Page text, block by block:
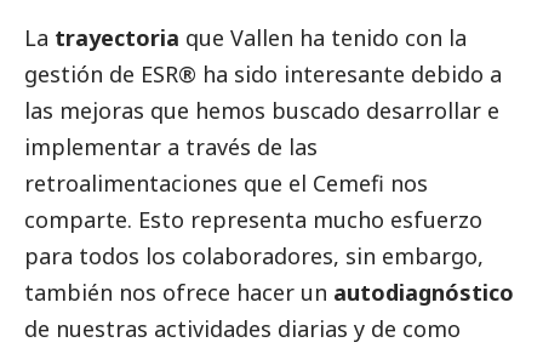
La trayectoria que Vallen ha tenido con la
gestión de ESR® ha sido interesante debido a
las mejoras que hemos buscado desarrollar e
implementar a través de las
retroalimentaciones que el Cemefi nos
comparte. Esto representa mucho esfuerzo
para todos los colaboradores, sin embargo,
también nos ofrece hacer un autodiagnóstico
de nuestras actividades diarias y de como